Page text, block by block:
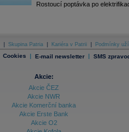
Rostoucí poptávka po
Skupina Patria Kariéra v Patrii Podmínky
Cookies | E-mail newsletter | SMS
Akcie:
Akcie ČEZ
Akcie NWR
Akcie Komerční banka
Akcie Erste Bank
Akcie O2